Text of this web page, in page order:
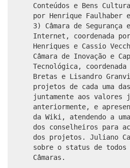
Conteúdos e Bens
por Henrique Faulhaber
3) Câmara de
Internet, coordenada
Henriques e Cassio
Câmara de Inovação e
Tecnológica, coordenada
Bretas e Lisandro
projetos de cada uma
juntamente aos valores
anteriormente, e
da Wiki, atendendo a
dos conselheiros para
dos projetos. Juliano
sobre o status de todos
Câmaras.